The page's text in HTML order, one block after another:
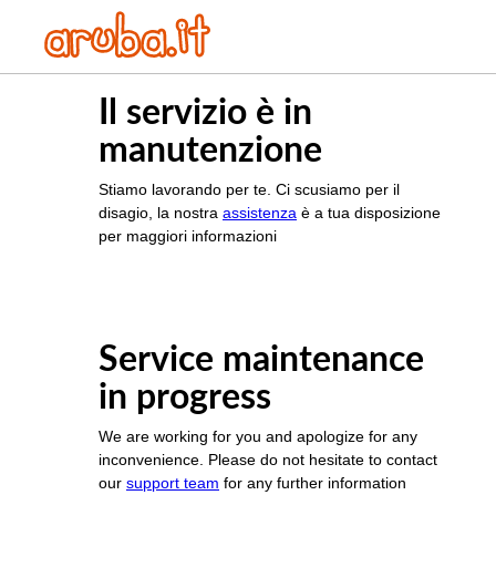
Il servizio è in
manutenzione
Stiamo lavorando per te. Ci scusiamo per il
disagio, la nostra assistenza è a tua disposizione
per maggiori informazioni
Service maintenance
in progress
We are working for you and apologize for any
inconvenience. Please do not hesitate to contact
our support team for any further information